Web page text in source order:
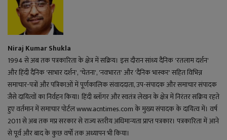
Niraj Kumar Shukla
1994 से अब तक पत्रकारिता के क्षेत्र में सक्रिय। इस दौरान सांध्य दैनिक 'रतलाम दर्शन'
और हिंदी दैनिक 'साभार दर्शन', 'चेतना', 'नवभारत' और 'दैनिक भास्कर' सहित विभिन्न
समाचार-पत्रों और पत्रिकाओं में पूर्णकालिक संवाददाता, उप-संपादक और समाचार संपादक
जैसे दायित्वों का निर्वहन किया। हिंदी ब्लॉगर और स्वतंत्र लेखन के क्षेत्र में निरंतर सक्रिय रहते
हुए वर्तमान में समाचार पोर्टल www.acntimes.com के मुख्य संपादक के दायित्व में। वर्ष
2011 से अब तक मप्र सरकार से राज्य स्तरीय अधिमान्यता प्राप्त पत्रकार। पत्रकारिता में आने
से पूर्व और बाद के कुछ वर्षों तक अध्यापन भी किया।